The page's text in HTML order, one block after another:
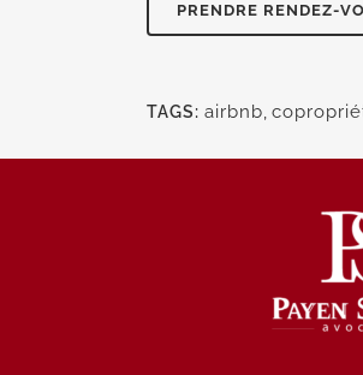
PRENDRE RENDEZ-
TAGS: airbnb,